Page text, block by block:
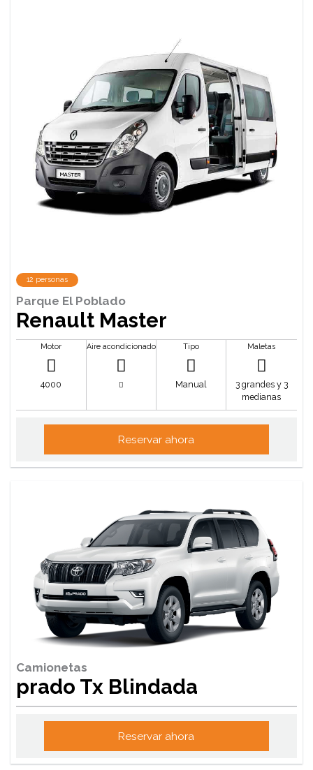
12 personas
Parque El Poblado
Renault Master
Motor
4000
Aire acondicionado Tipo
Manual
Maletas
3 grandes y 3
medianas
Reservar ahora
Camionetas
prado Tx Blindada
Reservar ahora